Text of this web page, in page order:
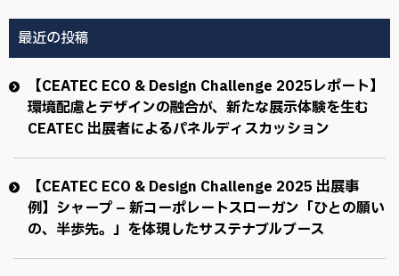
最近の投稿
【CEATEC ECO & Design Challenge 2025レポート】
環境配慮とデザインの融合が、新たな展示体験を生む
CEATEC 出展者によるパネルディスカッション
【CEATEC ECO & Design Challenge 2025 出展事
例】シャープ – 新コーポレートスローガン「ひとの願い
の、半歩先。」を体現したサステナブルブース